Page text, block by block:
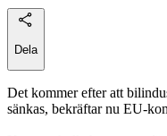
Dela
Det kommer efter att
sänkas, bekräftar nu EU-